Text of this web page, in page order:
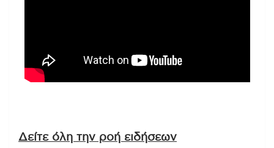
Δείτε όλη την ροή ειδήσεων